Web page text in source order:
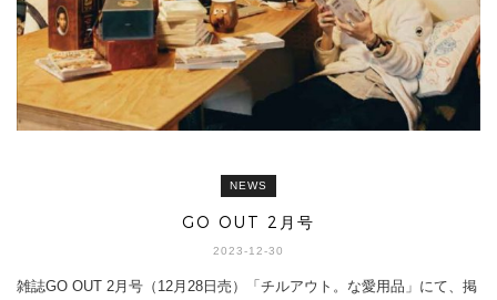
NEWS
GO OUT 2月号
2023-12-30
雑誌GO OUT 2月号（12月28日売）「チルアウト。な愛用品」にて、掲